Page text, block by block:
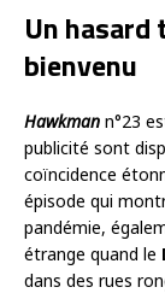
Un
bienvenu
Hawkman n°23
publicité sont
coïncidence
épisode qui
pandémie,
étrange quand le
dans des rues